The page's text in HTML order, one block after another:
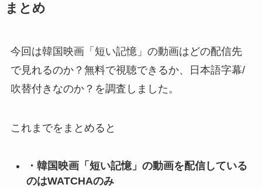
まとめ
今回は韓国映画「短い記憶」の動画はどの配信先
で見れるのか？無料で視聴できるか、日本語字幕/
吹替付きなのか？を調査しました。
これまでをまとめると
・韓国映画「短い記憶」の動画を配信している
のはWATCHAのみ